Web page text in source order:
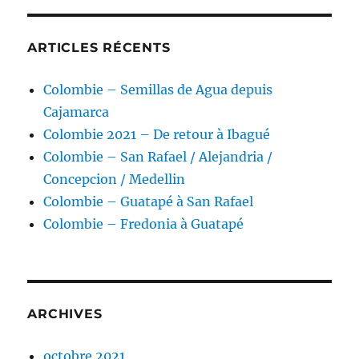
ARTICLES RÉCENTS
Colombie – Semillas de Agua depuis
Cajamarca
Colombie 2021 – De retour à Ibagué
Colombie – San Rafael / Alejandria /
Concepcion / Medellin
Colombie – Guatapé à San Rafael
Colombie – Fredonia à Guatapé
ARCHIVES